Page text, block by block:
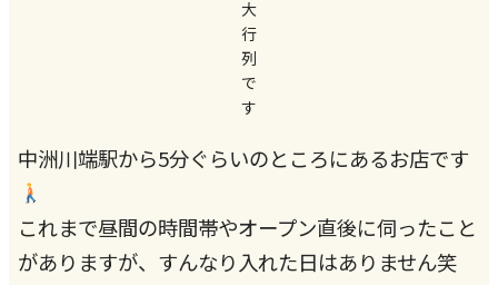
大
行
列
で
す
中洲川端駅から5分ぐらいのところにあるお店です
これまで昼間の時間帯やオープン直後に伺ったこと
がありますが、すんなり入れた日はありません笑